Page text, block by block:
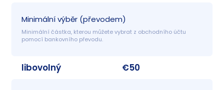
Minimální výběr (převodem)
Minimální částka, kterou můžete vybrat z obchodního účtu
pomocí bankovního převodu.
libovolný €50